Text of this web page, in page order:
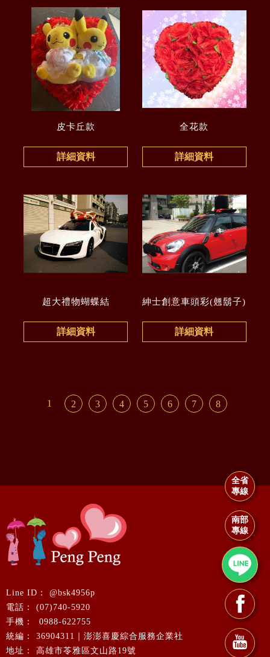
皮卡丘款
詳細資料
全花款
詳細資料
超大禮物蝴蝶結
詳細資料
紳士創意車頭彩(翹鬍子)
詳細資料
1 2 3 4 5 6 7 8
@bsk4956p
(07)740-5920
0988-622755
36904311｜澎澎喜慶綜合服務企業社
高雄市苓雅區文山路19號
全省
專線
南部
專線